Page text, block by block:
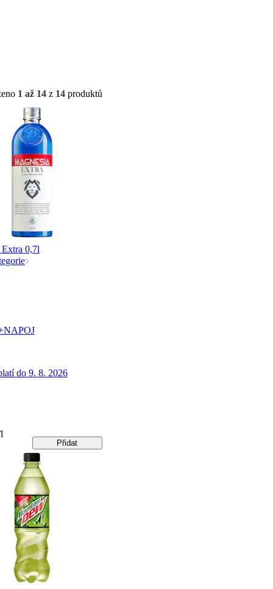
1 až 14 z 14 produktů
0,7l
do 9. 8. 2026
Přidat